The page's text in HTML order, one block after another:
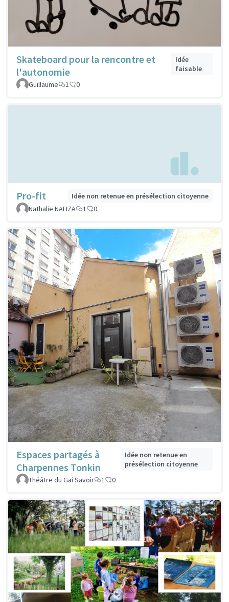
Skateboard pour la rencontre et
l'autonomie
Idée
faisable
Guillaume
1 0
Pro-fit
Idée non retenue en présélection citoyenne
Nathalie NALIZA
1 0
Espaces partagés à
Charpennes Tonkin
Idée non retenue en
présélection citoyenne
Théâtre du Gai Savoir
1 0